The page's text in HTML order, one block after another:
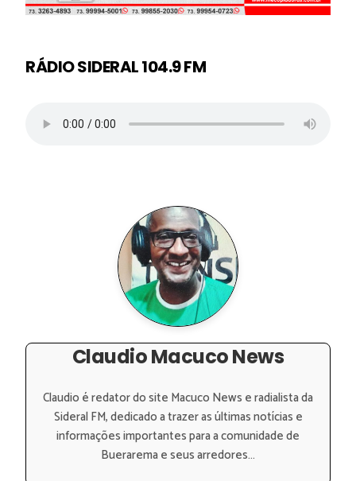
RÁDIO SIDERAL 104.9 FM
Claudio Macuco News
Claudio é redator do site Macuco News e radialista da
Sideral FM, dedicado a trazer as últimas notícias e
informações importantes para a comunidade de
Buerarema e seus arredores...